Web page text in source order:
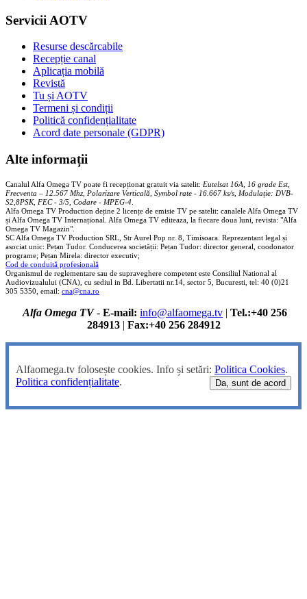
Servicii AOTV
Resurse descărcabile
Recepție canal
Aplicația mobilă
Revistă
Tu și AOTV
Termeni și condiții
Politică confidențialitate
Acord date personale (GDPR)
Alte informații
Canalul Alfa Omega TV poate fi recepționat gratuit via satelit: Eutelsat 16A, 16 grade Est,
Frecventa – 12.567 Mhz, Polarizare Verticală, Symbol rate - 16.667 ks/s, Modulație: DVB-
S2,8PSK, FEC - 3/5, Codare - MPEG-4
Alfa Omega TV Production deține 2 licențe de emisie TV pe satelit: canalele Alfa Omega TV
și Alfa Omega TV Internațional. Alfa Omega TV editeaza, la fiecare doua luni, revista: "Alfa
Omega TV Magazin".
SC Alfa Omega TV Production SRL, Str Aurel Pop nr. 8, Timisoara. Reprezentant legal și
asociat unic: Pețan Tudor. Conducerea societății: Pețan Tudor: director general, coodonator
programe; Pețan Mirela: director executiv;
Cod de conduită profesională
Organismul de reglementare sau de supraveghere competent este Consiliul National al
Audiovizualului (CNA), cu sediul in Bd. Libertatii nr.14, sector 5, Bucuresti, tel: 40 (0)21
305 5350, email: cna@cna.ro
Alfa Omega TV- E-mail: info@alfaomega.tv | Tel.:+40 256
284913| Fax:+40 256 284912
Alfaomega.tv folosește cookies. Info și setări: Politica Cookies.
Politica confidențialitate. Da, sunt de acord